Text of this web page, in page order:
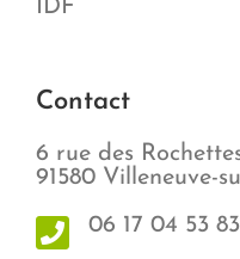
Contact
6 rue des
91580 Villeneuve-
06 17 04 53 83